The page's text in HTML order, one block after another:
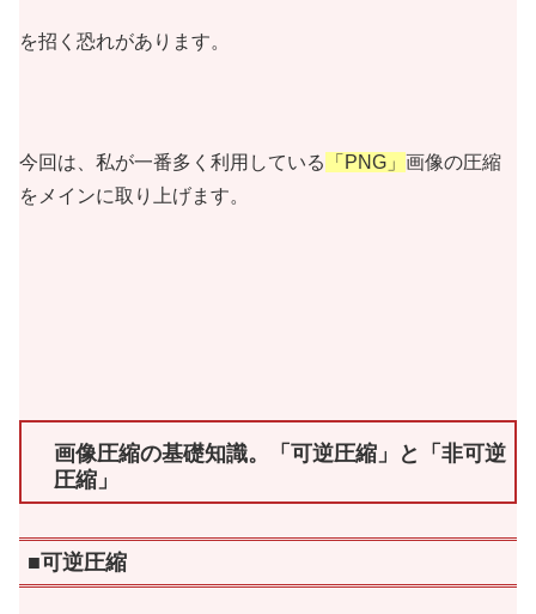
を招く恐れがあります。
今回は、私が一番多く利用している 「PNG」 画像の圧縮
をメインに取り上げます。
画像圧縮の基礎知識。「可逆圧縮」と「非可逆
圧縮」
■可逆圧縮